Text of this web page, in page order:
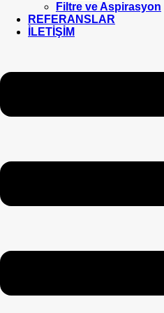
Filtre ve Aspirasyon
REFERANSLAR
İLETİŞİM